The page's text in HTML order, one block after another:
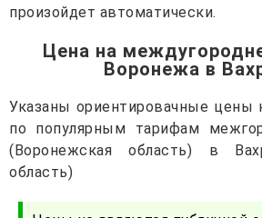
произойдет автоматически.
Цена на
Воронежа в
Указаны ориентировачные цены
по популярным тарифам
(Воронежская область) в
область)